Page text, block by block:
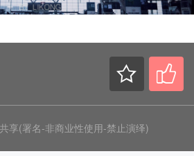
享(署名-非商业性使用-禁止演绎)